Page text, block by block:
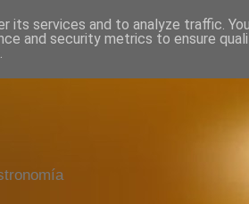
its services and to analyze traffic.
and security metrics to ensure